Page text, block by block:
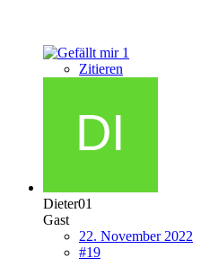
1
Zitieren
Dieter01
Gast
22. November 2022
#19